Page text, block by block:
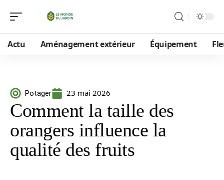
Actu Aménagement extérieur Équipement
Potager 23 mai 2026
Comment la taille des
orangers influence la
qualité des fruits